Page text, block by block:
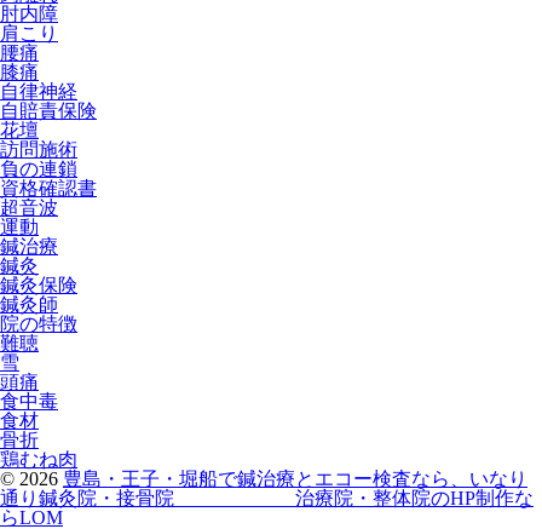
肘内障
肩こり
腰痛
膝痛
自律神経
自賠責保険
花壇
訪問施術
負の連鎖
資格確認書
超音波
運動
鍼治療
鍼灸
鍼灸保険
鍼灸師
院の特徴
難聴
雪
頭痛
食中毒
食材
骨折
鶏むね肉
© 2026 豊島・王子・堀船で鍼治療とエコー検査なら、いなり
通り鍼灸院・接骨院 治療院・整体院のHP制作な
らLOM